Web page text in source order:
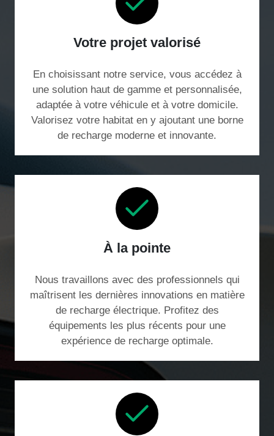
Votre projet valorisé
En choisissant notre service, vous accédez à
une solution haut de gamme et personnalisée,
adaptée à votre véhicule et à votre domicile.
Valorisez votre habitat en y ajoutant une borne
de recharge moderne et innovante.
À la pointe
Nous travaillons avec des professionnels qui
maîtrisent les dernières innovations en matière
de recharge électrique. Profitez des
équipements les plus récents pour une
expérience de recharge optimale.